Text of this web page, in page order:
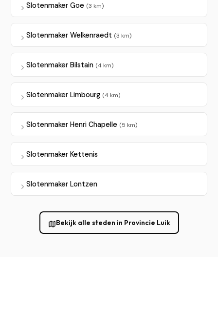
Slotenmaker Goe (3 km)
Slotenmaker Welkenraedt (3 km)
Slotenmaker Bilstain (4 km)
Slotenmaker Limbourg (4 km)
Slotenmaker Henri Chapelle (5 km)
Slotenmaker Kettenis
Slotenmaker Lontzen
Bekijk alle steden in Provincie Luik